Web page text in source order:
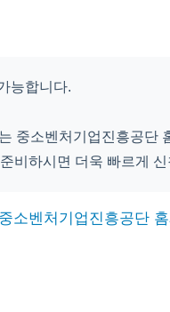
능합니다.
중소벤처기업진흥공단
비하시면 더욱 빠르게
소벤처기업진흥공단